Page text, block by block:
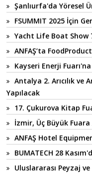
Şanlıurfa'da Yöresel
FSUMMIT 2025 İçin
Yacht Life Boat Show
ANFAŞ’ta
Kayseri Enerji
Antalya 2. Arıcılık ve
Yapılacak
17. Çukurova Kitap
İzmir, Üç Büyük Fuara
ANFAŞ Hotel
BUMATECH 28
Uluslararası Peyzaj